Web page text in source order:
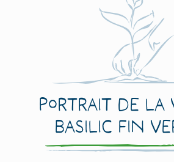
Portrait de la
Basilic Fin